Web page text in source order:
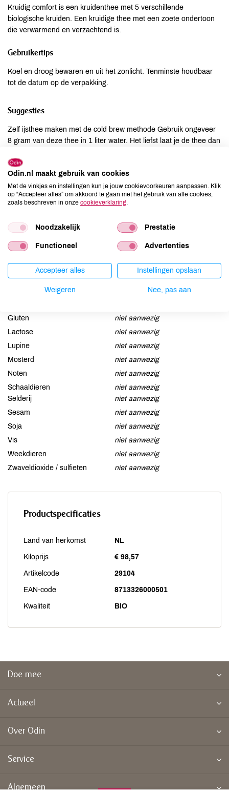
Kruidig comfort is een kruidenthee met 5 verschillende
biologische kruiden. Een kruidige thee met een zoete ondertoon
die verwarmend en verzachtend is.
Gebruikertips
Koel en droog bewaren en uit het zonlicht. Tenminste houdbaar
tot de datum op de verpakking.
Suggesties
Zelf ijsthee maken met de cold brew methode Gebruik ongeveer
8 gram van deze thee in 1 liter water. Het liefst laat je de thee dan
zeven doe je dan de volgende dag met een fijnmazige zeef. Of
doe de losse thee in papieren filters in het water. Waarom zonder
filter? Zo krijgt de thee de meeste ruimte om de smaken af te
geven aan het water.
Ingrediënten
Pepermunt*, Salie*, Venkelzaad*, Steranijs*, Zoethout*.
Allergenen
niet aanwezig
Gluten
niet aanwezig
Lactose
niet aanwezig
Lupine
niet aanwezig
Mosterd
niet aanwezig
Noten
niet aanwezig
Schaaldieren
niet aanwezig
Selderij
niet aanwezig
Sesam
niet aanwezig
Soja
niet aanwezig
Vis
niet aanwezig
Weekdieren
niet aanwezig
Zwaveldioxide / sulfieten
niet aanwezig
Productspecificaties
Land van herkomst NL
Kiloprijs € 98,57
Artikelcode 29104
EAN-code 8713326000501
Kwaliteit BIO
Doe mee
Actueel
Over Odin
Service
Algemeen
Odin.nl maakt gebruik van cookies
Met de vinkjes en instellingen kun je jouw cookievoorkeuren aanpassen. Klik
op “Accepteer alles” om akkoord te gaan met het gebruik van alle cookies,
zoals beschreven in onze cookieverklaring
Noodzakelijk Prestatie
Functioneel Advertenties
Accepteer alles Instellingen opslaan
Weigeren Nee, pas aan